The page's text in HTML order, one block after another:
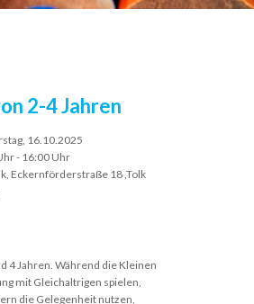
2-4 Jahren
16.10.2025
- 16:00 Uhr
Eckernförderstraße 18 ,Tolk
4 Jahren. Während die Kleinen
mit Gleichaltrigen spielen,
die Gelegenheit nutzen,